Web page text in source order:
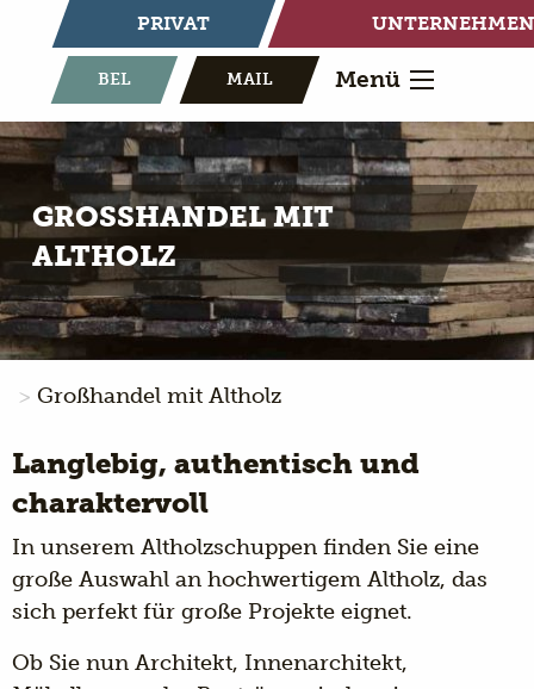
PRIVAT UNTERNEHMEN
BEL MAIL Menü
GROSSHANDEL MIT
ALTHOLZ
Großhandel mit Altholz
Langlebig, authentisch und
charaktervoll
In unserem Altholzschuppen finden Sie eine
große Auswahl an hochwertigem Altholz, das
sich perfekt für große Projekte eignet.
Ob Sie nun Architekt, Innenarchitekt,